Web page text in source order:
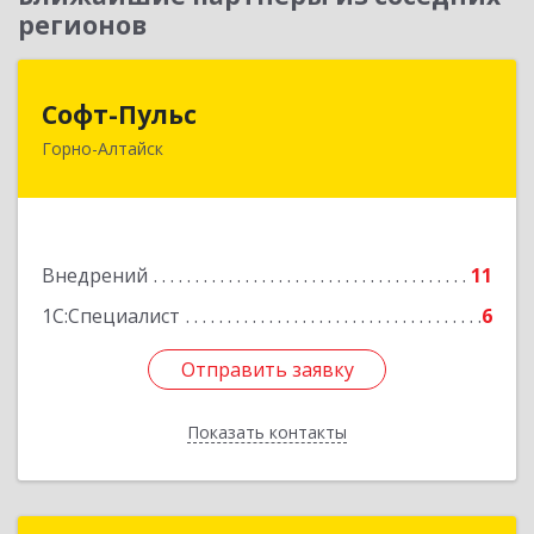
регионов
Софт-Пульс
Горно-Алтайск
Внедрений
11
1С:Специалист
6
Отправить заявку
Показать контакты
649006, Алтай Респ, Горно-Алтайск г,
Отправить заявку
Назад